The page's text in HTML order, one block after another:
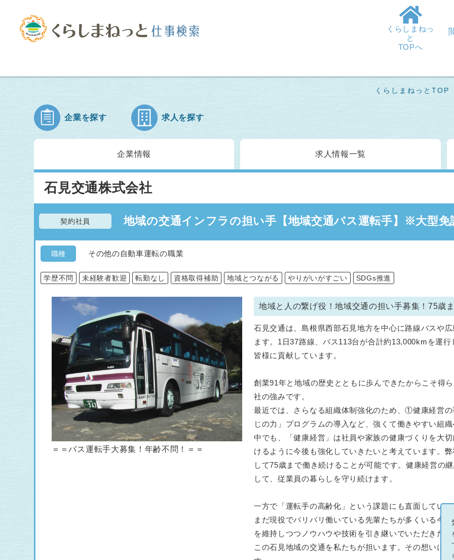
くらしまねっ
と
TOPへ
くらしまねっとTOP
企業を探す 求人を探す
企業情報 求人情報一覧
石見交通株式会社
契約社員 地域の交通インフラの担い手【地域交通バス運転手】※大型免
職種 その他の自動車運転の職業
学歴不問 未経験者歓迎 転勤なし 資格取得補助 地域とつながる やりがいがすごい SDGs推進
＝＝バス運転手大募集！年齢不問！＝＝
地域と人の繋げ役！地域交通の担い手募集！75歳
石見交通は、島根県西部石見地方を中心に路線バスや
ます。1日37路線、バス113台が合計約13,000kmを運
皆様に貢献しています。
創業91年と地域の歴史とともに歩んできたからこそ得
社の強みです。
最近では、さらなる組織体制強化のため、①健康経営
じの力」プログラムの導入など、強くて働きやすい組
中でも、「健康経営」は社員や家族の健康づくりを大
けるように今後も強化していきたいと考えています。
して75歳まで働き続けることが可能です。健康経営の
して、従業員の暮らしを守り続けます。
一方で「運転手の高齢化」という課題にも直面してい
まだ現役でバリバリ働いている先輩たちが多くいる今
を維持しつつノウハウや技術を引き継いでいただきた
この石見地域の交通を私たちが担います。その想いに